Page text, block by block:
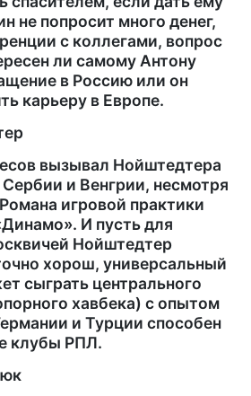
не попросит много денег,
с коллегами, вопрос
ли самому Антону
в Россию или он
карьеру в Европе.
вызывал Нойштедтера
и Венгрии, несмотря
игровой практики
И пусть для
Нойштедтер
хорош, универсальный
сыграть центрального
хавбека) с опытом
и Турции способен
клубы РПЛ.